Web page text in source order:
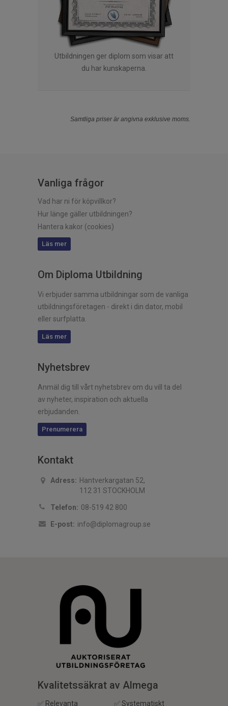
Utbildningen ger diplom som visar att
du har kunskaperna.
Samtliga priser är angivna exklusive moms.
Vanliga frågor
Vad har ni för köpvillkor?
Hur länge gäller utbildningen?
Hantera kakor (cookies)
Läs mer
Om Diploma Utbildning
Vi erbjuder samma utbildningar som de vanliga
utbildningsföretagen - direkt i din dator, mobil
eller surfplatta.
Läs mer
Nyhetsbrev
Anmäl dig till vårt nyhetsbrev om du vill ta del
av nyheter, inspiration och aktuella
erbjudanden.
Prenumerera
Kontakt
Adress: Hantverkargatan 52,
112 31 STOCKHOLM
Telefon: 08-519 42 800
E-post: info@diplomagroup.se
Kvalitetssäkrat av Almega
✅ Relevanta ✅ Systematiskt